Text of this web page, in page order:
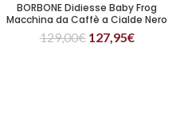
BORBONE Didiesse Baby Frog
Macchina da Caffè a Cialde Nero
129,00€ 127,95€